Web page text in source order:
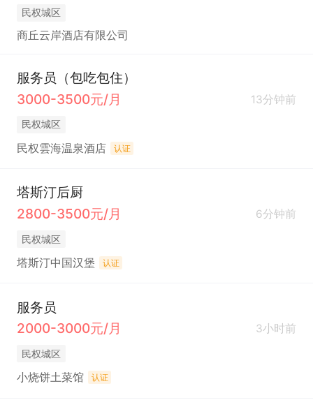
民权城区
商丘云岸酒店有限公司
服务员（包吃包住）
3000-3500元/月
13分钟前
民权城区
民权雲海温泉酒店 认证
塔斯汀后厨
2800-3500元/月
6分钟前
民权城区
塔斯汀中国汉堡 认证
服务员
2000-3000元/月
3小时前
民权城区
小烧饼土菜馆 认证